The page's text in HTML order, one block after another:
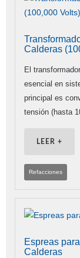
Calderas
El
esencial en
principal es
tensión (hasta
LEER +
Refacciones
Espreas
Calderas